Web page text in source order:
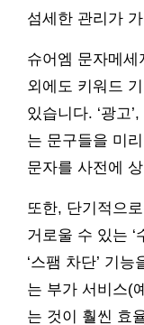
섬세한 관리가
슈어엠 문자메
외에도 키워드
있습니다. ‘광고
는 문구들을 미
문자를 사전에
또한, 단기적으
거로울 수 있는 ‘
‘스팸 차단’ 기
는 부가 서비스(
는 것이 훨씬 효